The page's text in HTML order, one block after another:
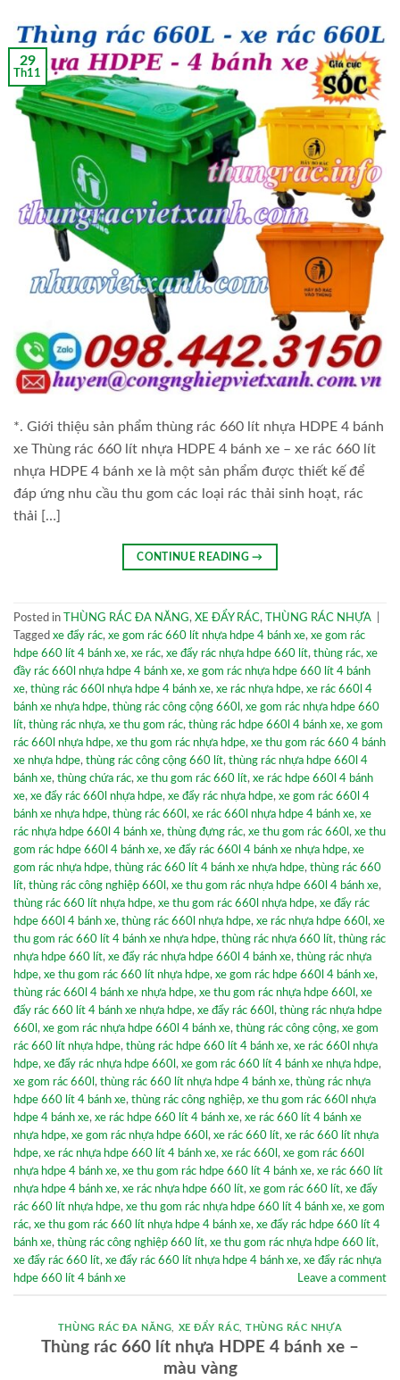
29
Th11
*. Giới thiệu sản phẩm thùng rác 660 lít nhựa HDPE 4 bánh
xe Thùng rác 660 lít nhựa HDPE 4 bánh xe – xe rác 660 lít
nhựa HDPE 4 bánh xe là một sản phẩm được thiết kế để
đáp ứng nhu cầu thu gom các loại rác thải sinh hoạt, rác
thải […]
CONTINUE READING→
Posted in THÙNG RÁC ĐA NĂNG, XE ĐẨY RÁC, THÙNG RÁC NHỰA
Tagged xe đẩy rác, xe gom rác 660 lít nhựa hdpe 4 bánh xe, xe gom rác
hdpe 660 lít 4 bánh xe, xe rác, xe đẩy rác nhựa hdpe 660 lít, thùng rác, xe
đầy rác 660l nhựa hdpe 4 bánh xe, xe gom rác nhựa hdpe 660 lít 4 bánh
xe, thùng rác 660l nhựa hdpe 4 bánh xe, xe rác nhựa hdpe, xe rác 660l 4
bánh xe nhựa hdpe, thùng rác công cộng 660l , xe gom rác nhựa hdpe 660
lít, thùng rác nhựa, xe thu gom rác, thùng rác hdpe 660l 4 bánh xe, xe gom
rác 660l nhựa hdpe, xe thu gom rác nhựa hdpe, xe thu gom rác 660 4 bánh
xe nhựa hdpe, thùng rác công cộng 660 lít, thùng rác nhựa hdpe 660l 4
bánh xe, thùng chứa rác, xe thu gom rác 660 lít, xe rác hdpe 660l 4 bánh
xe, xe đẩy rác 660l nhựa hdpe, xe đẩy rác nhựa hdpe, xe gom rác 660l 4
bánh xe nhựa hdpe, thùng rác 660l , xe rác 660l nhựa hdpe 4 bánh xe, xe
rác nhựa hdpe 660l 4 bánh xe, thùng đựng rác, xe thu gom rác 660l , xe thu
gom rác hdpe 660l 4 bánh xe, xe đẩy rác 660l 4 bánh xe nhựa hdpe, xe
gom rác nhựa hdpe, thùng rác 660 lít 4 bánh xe nhựa hdpe, thùng rác 660
lít, thùng rác công nghiệp 660l , xe thu gom rác nhựa hdpe 660l 4 bánh xe,
thùng rác 660 lít nhựa hdpe, xe thu gom rác 660l nhựa hdpe, xe đẩy rác
hdpe 660l 4 bánh xe, thùng rác 660l nhựa hdpe, xe rác nhựa hdpe 660l , xe
thu gom rác 660 lít 4 bánh xe nhựa hdpe, thùng rác nhựa 660 lít, thùng rác
nhựa hdpe 660 lít, xe đẩy rác nhựa hdpe 660l 4 bánh xe, thùng rác nhựa
hdpe, xe thu gom rác 660 lít nhựa hdpe, xe gom rác hdpe 660l 4 bánh xe,
thùng rác 660l 4 bánh xe nhựa hdpe, xe thu gom rác nhựa hdpe 660l , xe
đẩy rác 660 lít 4 bánh xe nhựa hdpe, xe đẩy rác 660l , thùng rác nhựa hdpe
660l , xe gom rác nhựa hdpe 660l 4 bánh xe, thùng rác công cộng, xe gom
rác 660 lít nhựa hdpe, thùng rác hdpe 660 lít 4 bánh xe, xe rác 660l nhựa
hdpe, xe đẩy rác nhựa hdpe 660l , xe gom rác 660 lít 4 bánh xe nhựa hdpe,
xe gom rác 660l , thùng rác 660 lít nhựa hdpe 4 bánh xe, thùng rác nhựa
hdpe 660 lít 4 bánh xe, thùng rác công nghiệp, xe thu gom rác 660l nhựa
hdpe 4 bánh xe, xe rác hdpe 660 lít 4 bánh xe, xe rác 660 lít 4 bánh xe
nhựa hdpe, xe gom rác nhựa hdpe 660l , xe rác 660 lít, xe rác 660 lít nhựa
hdpe, xe rác nhựa hdpe 660 lít 4 bánh xe, xe rác 660l , xe gom rác 660l
nhựa hdpe 4 bánh xe, xe thu gom rác hdpe 660 lít 4 bánh xe, xe rác 660 lít
nhựa hdpe 4 bánh xe, xe rác nhựa hdpe 660 lít, xe gom rác 660 lít, xe đẩy
rác 660 lít nhựa hdpe, xe thu gom rác nhựa hdpe 660 lít 4 bánh xe, xe gom
rác, xe thu gom rác 660 lít nhựa hdpe 4 bánh xe, xe đẩy rác hdpe 660 lít 4
bánh xe, thùng rác công nghiệp 660 lít, xe thu gom rác nhựa hdpe 660 lít,
xe đẩy rác 660 lít, xe đẩy rác 660 lít nhựa hdpe 4 bánh xe, xe đẩy rác nhựa
hdpe 660 lít 4 bánh xe
Leave a comment
THÙNG RÁC ĐA NĂNG XE ĐẨY RÁC ,THÙNG RÁC NHỰA
Thùng rác 660 lít nhựa HDPE 4 bánh xe –
màu vàng